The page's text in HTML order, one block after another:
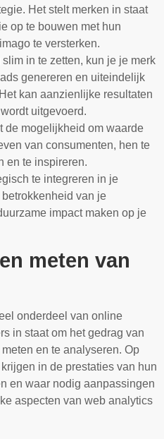
Het stelt merken in staat
op te bouwen met hun
te versterken.
in te zetten, kun je je merk
genereren en uiteindelijk
kan aanzienlijke resultaten
uitgevoerd.
de mogelijkheid om waarde
van consumenten, hen te
en te inspireren.
te integreren in je
van je
impact maken op je
meten van
onderdeel van online
in staat om het gedrag van
en te analyseren. Op
in de prestaties van hun
en waar nodig aanpassingen
aspecten van web analytics